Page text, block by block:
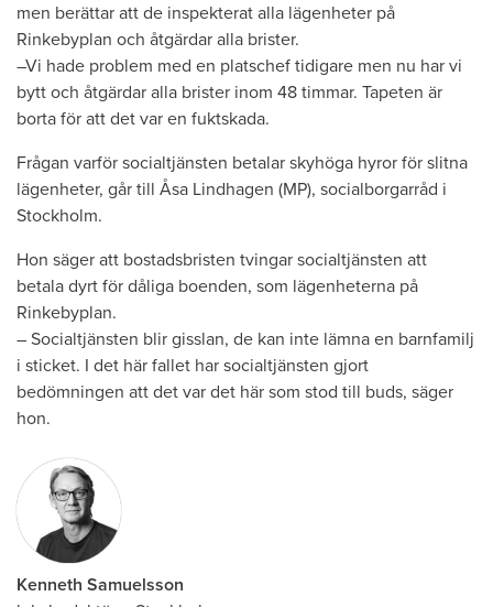
men berättar att de inspekterat alla lägenheter på
Rinkebyplan och åtgärdar alla brister.
–Vi hade problem med en platschef tidigare men nu har vi
bytt och åtgärdar alla brister inom 48 timmar. Tapeten är
borta för att det var en fuktskada.
Frågan varför socialtjänsten betalar skyhöga hyror för slitna
lägenheter, går till Åsa Lindhagen (MP), socialborgarråd i
Stockholm.
Hon säger att bostadsbristen tvingar socialtjänsten att
betala dyrt för dåliga boenden, som lägenheterna på
Rinkebyplan.
– Socialtjänsten blir gisslan, de kan inte lämna en barnfamilj
i sticket. I det här fallet har socialtjänsten gjort
bedömningen att det var det här som stod till buds, säger
hon.
Kenneth Samuelsson